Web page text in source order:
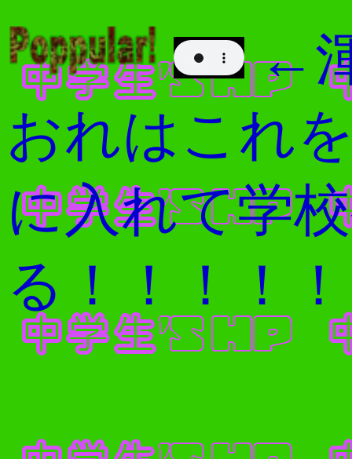
←
おれはこれ
に入れて学
る！！！！